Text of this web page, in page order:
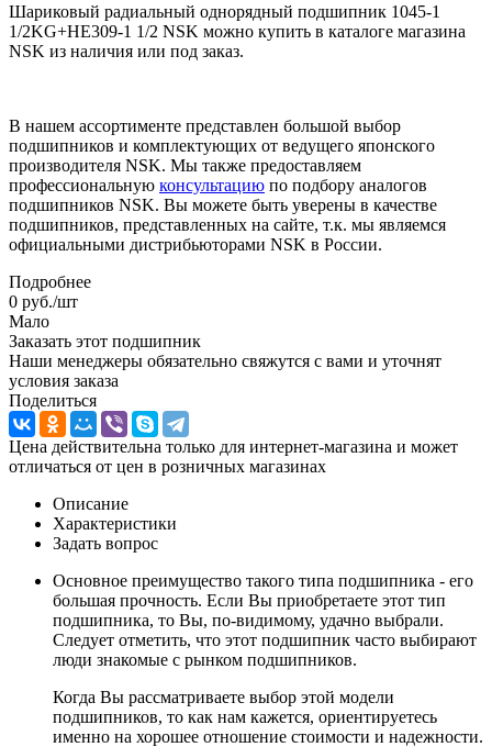
Шариковый радиальный однорядный подшипник 1045-1
1/2KG+HE309-1 1/2 NSK можно купить в каталоге магазина
NSK из наличия или под заказ.
В нашем ассортименте представлен большой выбор
подшипников и комплектующих от ведущего японского
производителя NSK. Мы также предоставляем
профессиональную консультацию по подбору аналогов
подшипников NSK. Вы можете быть уверены в качестве
подшипников, представленных на сайте, т.к. мы являемся
официальными дистрибьюторами NSK в России.
Подробнее
0 руб./шт
Мало
Заказать этот подшипник
Наши менеджеры обязательно свяжутся с вами и уточнят
условия заказа
Поделиться
Цена действительна только для интернет-магазина и может
отличаться от цен в розничных магазинах
Описание
Характеристики
Задать вопрос
Основное преимущество такого типа подшипника - его
большая прочность. Если Вы приобретаете этот тип
подшипника, то Вы, по-видимому, удачно выбрали.
Следует отметить, что этот подшипник часто выбирают
люди знакомые с рынком подшипников.
Когда Вы рассматриваете выбор этой модели
подшипников, то как нам кажется, ориентируетесь
именно на хорошее отношение стоимости и надежности.